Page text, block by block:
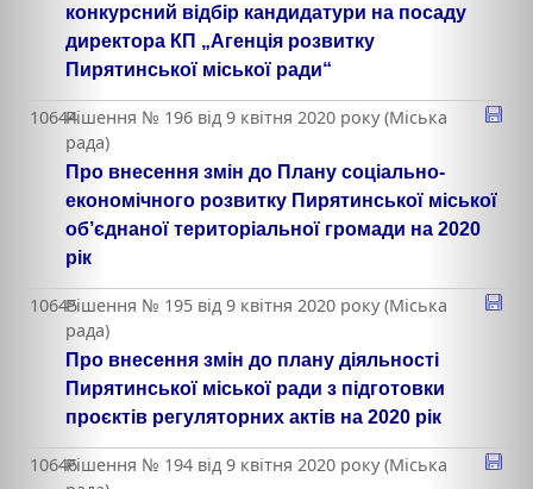
конкурсний відбір кандидатури на посаду
директора КП „Агенція розвитку
Пирятинської міської ради“
10644Рішення № 196 від 9 квітня 2020 року (Міська
рада)
Про внесення змін до Плану соціально-
економічного розвитку Пирятинської міської
об’єднаної територіальної громади на 2020
рік
10645Рішення № 195 від 9 квітня 2020 року (Міська
рада)
Про внесення змін до плану діяльності
Пирятинської міської ради з підготовки
проєктів регуляторних актів на 2020 рік
10646Рішення № 194 від 9 квітня 2020 року (Міська